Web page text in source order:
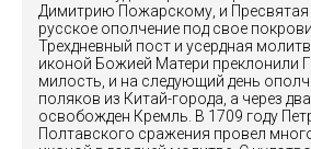
Димитрию Пожарскому, и Пресвятая
русское ополчение под свое
Трехдневный пост и усердная
иконой Божией Матери преклонили
милость, и на следующий день
поляков из Китай-города, а через
освобожден Кремль. В 1709 году
Полтавского сражения провел